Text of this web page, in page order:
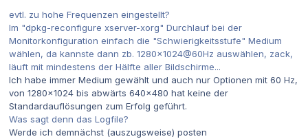
evtl. zu hohe Frequenzen eingestellt?
Im "dpkg-reconfigure xserver-xorg" Durchlauf bei der
Monitorkonfiguration einfach die "Schwierigkeitsstufe" Medium
wählen, da kannste dann zb. 1280x1024@60Hz auswählen, zack,
läuft mit mindestens der Hälfte aller Bildschirme...
Ich habe immer Medium gewählt und auch nur Optionen mit 60 Hz,
von 1280x1024 bis abwärts 640x480 hat keine der
Standardauflösungen zum Erfolg geführt.
Was sagt denn das Logfile?
Werde ich demnächst (auszugsweise) posten